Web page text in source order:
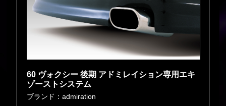
60 ヴォクシー 後期 アドミレイション専用エキ
ゾーストシステム
ブランド：admiration